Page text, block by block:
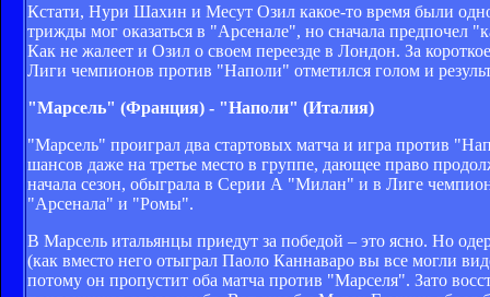
Кстати, Нури Шахин и Месут Озил какое-то время были
трижды мог оказаться в "Арсенале", но сначала
Как не жалеет и Озил о своем переезде в Лондон. За
Лиги чемпионов против "Наполи" отметился голом и
"Марсель" (Франция) - "Наполи" (Италия)
"Марсель" проиграл два стартовых матча и игра против
шансов даже на третье место в группе, дающее право
начала сезон, обыграла в Серии А "Милан" и в Лиге
"Арсенала" и "Ромы".
В Марсель итальянцы приедут за победой – это ясно. Но
(как вместо него отыграл Паоло Каннаваро вы все могли
потому он пропустит оба матча против "Марселя". Зато